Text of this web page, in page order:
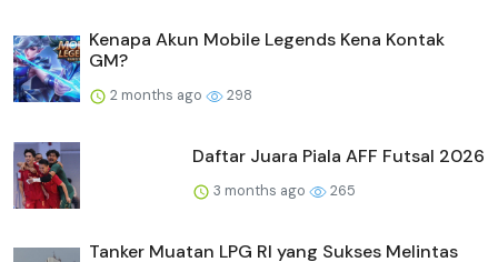
Kenapa Akun Mobile Legends Kena Kontak
GM?
2 months ago 298
Daftar Juara Piala AFF Futsal 2026
3 months ago 265
Tanker Muatan LPG RI yang Sukses Melintas